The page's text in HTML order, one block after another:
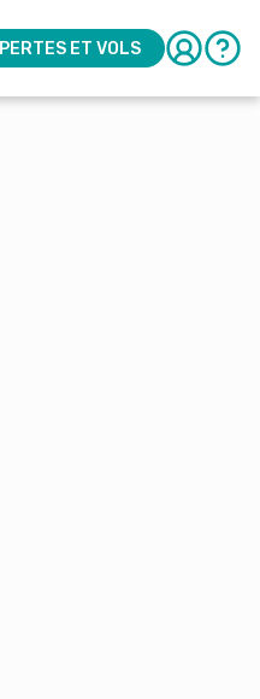
PERTES ET VOLS